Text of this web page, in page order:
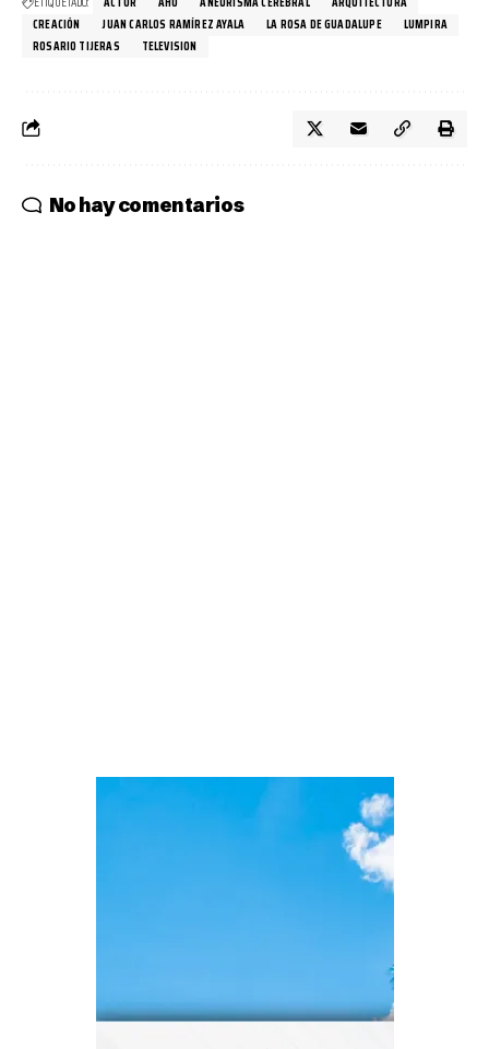
CREACIÓN
JUAN CARLOS RAMÍREZ AYALA LA ROSA DE GUADALUPE
LUMPIRA
ROSARIO TIJERAS
TELEVISION
No hay comentarios